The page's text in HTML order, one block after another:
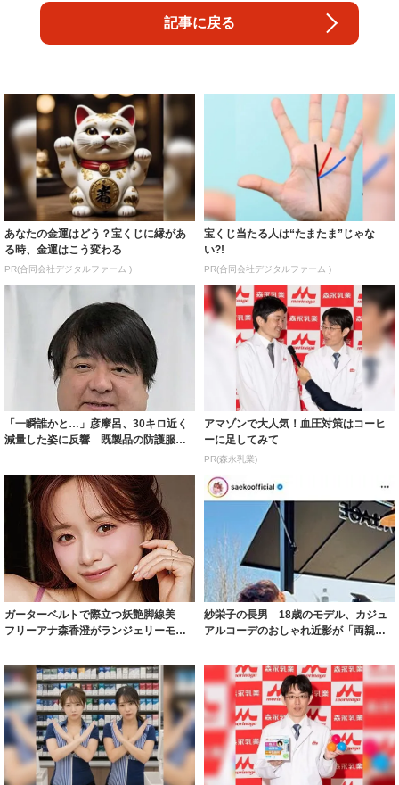
記事に戻る
あなたの金運はどう？宝くじに縁があ
る時、金運はこう変わる
PR(合同会社デジタルファーム )
宝くじ当たる人は“たまたま”じゃな
い?!
PR(合同会社デジタルファーム )
「一瞬誰かと…」彦摩呂、30キロ近く
減量した姿に反響 既製品の防護服が
アマゾンで大人気！血圧対策はコーヒ
ーに足してみて
PR(森永乳業)
ガーターベルトで際立つ妖艶脚線美
フリーアナ森香澄がランジェリーモデ
紗栄子の長男 18歳のモデル、カジュ
アルコーデのおしゃれ近影が「両親の